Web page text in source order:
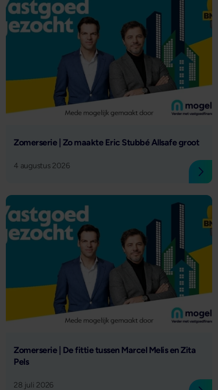
Lees verder
Zomerserie | Zo maakte Eric Stubbé Allsafe groot
4 augustus 2026
Lees verder
Zomerserie | De fittie tussen Marcel Melis en Zita
Pels
28 juli 2026